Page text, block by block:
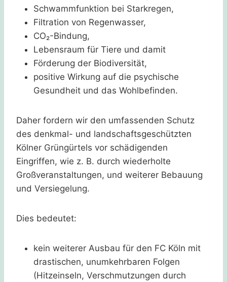
Schwammfunktion bei Starkregen,
Filtration von Regenwasser,
CO₂-Bindung,
Lebensraum für Tiere und damit
Förderung der Biodiversität,
positive Wirkung auf die psychische
Gesundheit und das Wohlbefinden.
Daher fordern wir den umfassenden Schutz
des denkmal- und landschaftsgeschützten
Kölner Grüngürtels vor schädigenden
Eingriffen, wie z. B. durch wiederholte
Großveranstaltungen, und weiterer Bebauung
und Versiegelung.
Dies bedeutet:
kein weiterer Ausbau für den FC Köln mit
drastischen, unumkehrbaren Folgen
(Hitzeinseln, Verschmutzungen durch